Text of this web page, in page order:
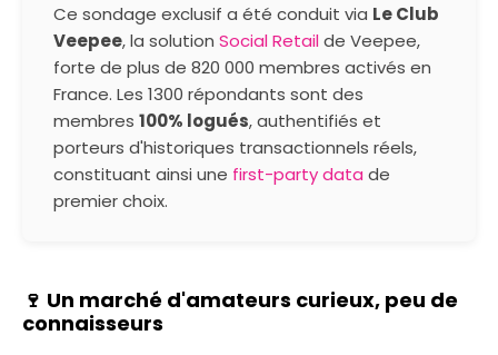
Ce sondage exclusif a été conduit via Le Club
Veepee, la solution Social Retailde Veepee,
forte de plus de 820 000 membres activés en
France. Les 1300 répondants sont des
membres 100% logués, authentifiés et
porteurs d'historiques transactionnels réels,
constituant ainsi une first-party data de
premier choix.
🍷 Un marché d'amateurs curieux, peu de
connaisseurs